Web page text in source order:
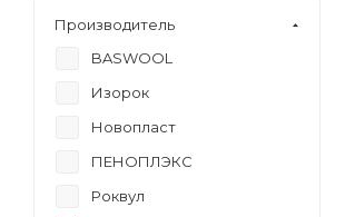
Производитель
BASWOOL
Изорок
Новопласт
ПЕНОПЛЭКС
Роквул